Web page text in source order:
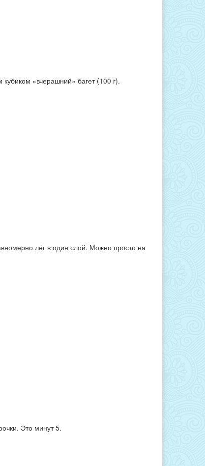
«вчерашний» багет (100 г).
лёг в один слой. Можно просто на
Это минут 5.